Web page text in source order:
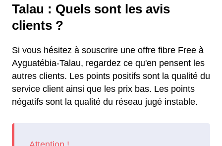
Talau : Quels sont les avis
clients ?
Si vous hésitez à souscrire une offre fibre Free à
Ayguatébia-Talau, regardez ce qu'en pensent les
autres clients. Les points positifs sont la qualité du
service client ainsi que les prix bas. Les points
négatifs sont la qualité du réseau jugé instable.